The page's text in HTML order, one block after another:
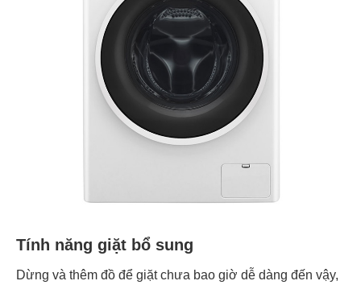
Tính năng giặt bổ sung
Dừng và thêm đồ để giặt chưa bao giờ dễ dàng đến vậy,